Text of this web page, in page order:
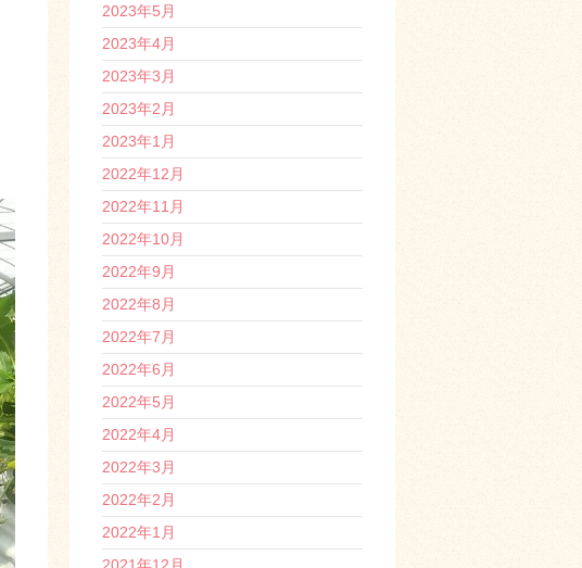
2023年5月
2023年4月
2023年3月
2023年2月
2023年1月
2022年12月
2022年11月
2022年10月
2022年9月
2022年8月
2022年7月
2022年6月
2022年5月
2022年4月
2022年3月
2022年2月
2022年1月